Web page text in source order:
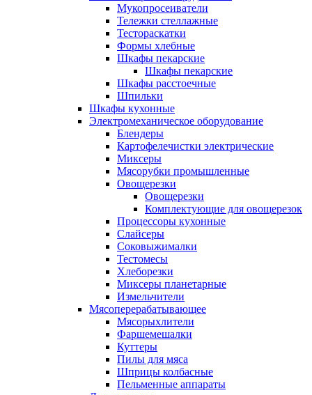
Мукопросеиватели
Тележки стеллажные
Тестораскатки
Формы хлебные
Шкафы пекарские
Шкафы пекарские
Шкафы расстоечные
Шпильки
Шкафы кухонные
Электромеханическое оборудование
Блендеры
Картофелечистки электрические
Миксеры
Мясорубки промышленные
Овощерезки
Овощерезки
Комплектующие для овощерезок
Процессоры кухонные
Слайсеры
Соковыжималки
Тестомесы
Хлеборезки
Миксеры планетарные
Измельчители
Мясоперерабатывающее
Мясорыхлители
Фаршемешалки
Куттеры
Пилы для мяса
Шприцы колбасные
Пельменные аппараты